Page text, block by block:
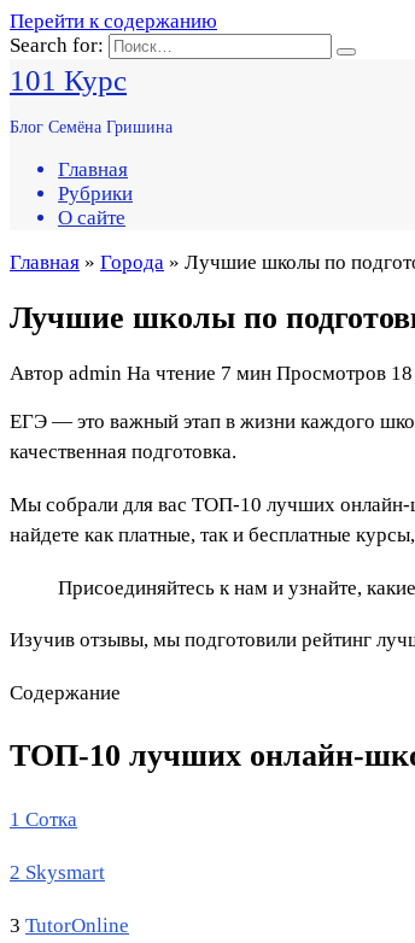
Перейти к содержанию
Search for:
101 Курс
Блог Семёна Гришина
Главная
Рубрики
О сайте
Главная » Города » Лучшие школы по
Лучшие школы по
Автор admin На чтение 7 мин Просмотров 18
ЕГЭ — это важный этап в жизни каждого
качественная подготовка.
Мы собрали для вас ТОП-10 лучших онлайн-
найдете как платные, так и бесплатные
Присоединяйтесь к нам и узнайте,
Изучив отзывы, мы подготовили рейтинг
Содержание
ТОП-10 лучших онлайн-
1 Сотка
2 Skysmart
3 TutorOnline